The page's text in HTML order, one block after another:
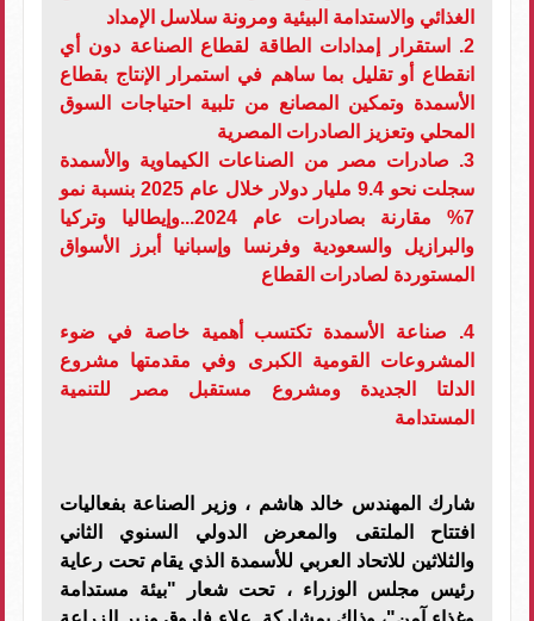
الغذائي والاستدامة البيئية ومرونة سلاسل الإمداد
2. استقرار إمدادات الطاقة لقطاع الصناعة دون أي
انقطاع أو تقليل بما ساهم في استمرار الإنتاج بقطاع
الأسمدة وتمكين المصانع من تلبية احتياجات السوق
المحلي وتعزيز الصادرات المصرية
3. صادرات مصر من الصناعات الكيماوية والأسمدة
سجلت نحو 9.4 مليار دولار خلال عام 2025 بنسبة نمو
7% مقارنة بصادرات عام 2024...وإيطاليا وتركيا
والبرازيل والسعودية وفرنسا وإسبانيا أبرز الأسواق
المستوردة لصادرات القطاع
4. صناعة الأسمدة تكتسب أهمية خاصة في ضوء
المشروعات القومية الكبرى وفي مقدمتها مشروع
الدلتا الجديدة ومشروع مستقبل مصر للتنمية
المستدامة
شارك المهندس خالد هاشم ، وزير الصناعة بفعاليات
افتتاح الملتقى والمعرض الدولي السنوي الثاني
والثلاثين للاتحاد العربي للأسمدة الذي يقام تحت رعاية
رئيس مجلس الوزراء ، تحت شعار "بيئة مستدامة